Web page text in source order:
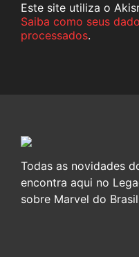
Este site utiliza o
Saiba como seus
processados.
Todas as novidades
encontra aqui no
sobre Marvel do